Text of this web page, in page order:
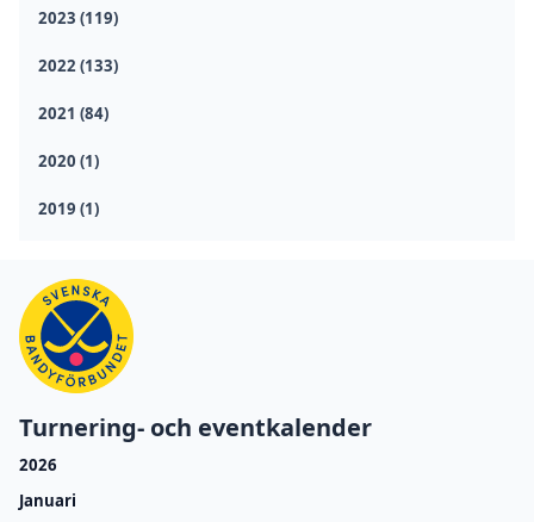
2023 (119)
2022 (133)
2021 (84)
2020 (1)
2019 (1)
Turnering- och eventkalender
2026
Januari